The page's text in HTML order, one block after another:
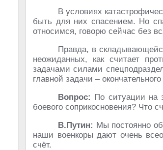
В условиях
быть для них спасением. Но
относимся, говорю сейчас без
Правда, в
неожиданных, как считает
задачами силами
главной задачи –
Вопрос: По ситуации на
боевого соприкосновения? Что
В.Путин: Мы постоянно
наши военкоры дают очень
счёт.